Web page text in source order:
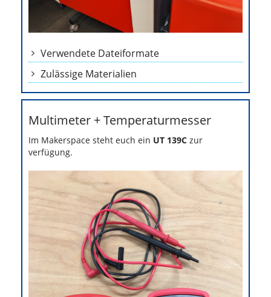
Verwendete Dateiformate
Zulässige Materialien
Multimeter + Temperaturmesser
Im Makerspace steht euch ein UT 139C zur
verfügung.